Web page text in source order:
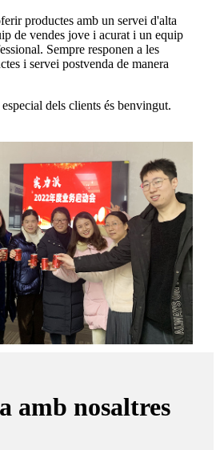
productes amb un servei d'alta
de vendes jove i acurat i un equip
Sempre responen a les
i servei postvenda de manera
dels clients és benvingut.
amb nosaltres